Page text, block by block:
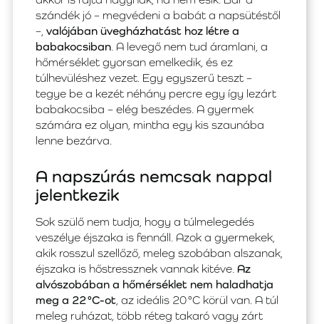
szándék jó – megvédeni a babát a napsütéstől
–, valójában üvegházhatást hoz létre a
babakocsiban. A levegő nem tud áramlani, a
hőmérséklet gyorsan emelkedik, és ez
túlhevüléshez vezet. Egy egyszerű teszt –
tegye be a kezét néhány percre egy így lezárt
babakocsiba – elég beszédes. A gyermek
számára ez olyan, mintha egy kis szaunába
lenne bezárva.
A napszúrás nemcsak nappal
jelentkezik
Sok szülő nem tudja, hogy a túlmelegedés
veszélye éjszaka is fennáll. Azok a gyermekek,
akik rosszul szellőző, meleg szobában alszanak,
éjszaka is hőstressznek vannak kitéve. Az
alvószobában a hőmérséklet nem haladhatja
meg a 22 °C-ot, az ideális 20 °C körül van. A túl
meleg ruházat, több réteg takaró vagy zárt